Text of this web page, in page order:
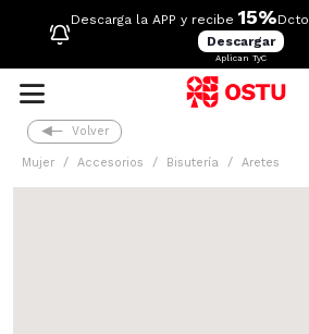
Descarga la APP y recibe 15%
Descargar
Aplican TyC
Volver
Mujer Accesorios Bisutería Aretes